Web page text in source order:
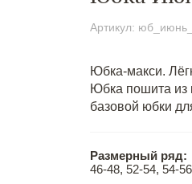
Артикул:
Юбка-макси.
Юбка пошита из
базовой юбки
Размерный ряд:
46-48, 52-54, 54-